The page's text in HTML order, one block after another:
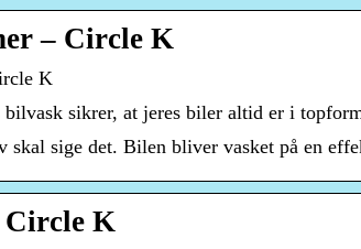
– Circle K
K
sikrer, at jeres biler altid er i
sige det. Bilen bliver vasket på en
Circle K